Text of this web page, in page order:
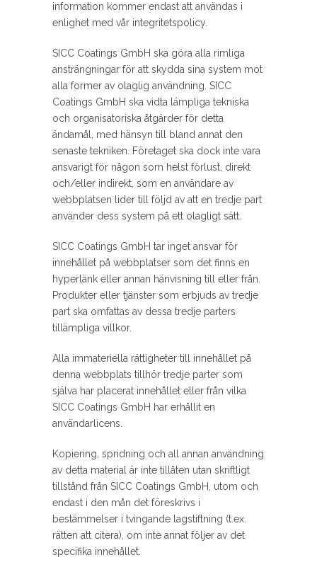
information kommer endast att användas i
enlighet med vår integritetspolicy.
SICC Coatings GmbH ska göra alla rimliga
ansträngningar för att skydda sina system mot
alla former av olaglig användning. SICC
Coatings GmbH ska vidta lämpliga tekniska
och organisatoriska åtgärder för detta
ändamål, med hänsyn till bland annat den
senaste tekniken. Företaget ska dock inte vara
ansvarigt för någon som helst förlust, direkt
och/eller indirekt, som en användare av
webbplatsen lider till följd av att en tredje part
använder dess system på ett olagligt sätt.
SICC Coatings GmbH tar inget ansvar för
innehållet på webbplatser som det finns en
hyperlänk eller annan hänvisning till eller från.
Produkter eller tjänster som erbjuds av tredje
part ska omfattas av dessa tredje parters
tillämpliga villkor.
Alla immateriella rättigheter till innehållet på
denna webbplats tillhör tredje parter som
själva har placerat innehållet eller från vilka
SICC Coatings GmbH har erhållit en
användarlicens.
Kopiering, spridning och all annan användning
av detta material är inte tillåten utan skriftligt
tillstånd från SICC Coatings GmbH, utom och
endast i den mån det föreskrivs i
bestämmelser i tvingande lagstiftning (t.ex.
rätten att citera), om inte annat följer av det
specifika innehållet.